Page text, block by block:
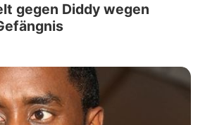
gegen Diddy wegen